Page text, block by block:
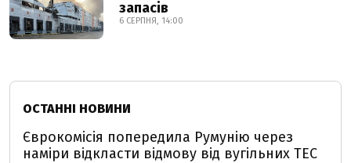
запасів
6 СЕРПНЯ, 14:00
ОСТАННІ НОВИНИ
Єврокомісія попередила Румунію через
наміри відкласти відмову від вугільних ТЕС